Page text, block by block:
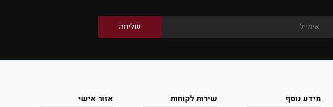
מידע נוסף
שירות לקוחות
אזור אישי